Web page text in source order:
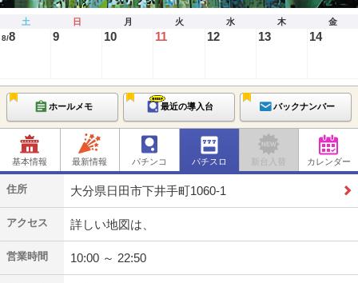
土 日 月 火 水 木 金
8/8 9 10 11 12 13 14
ホールメモ 最近の導入台 バックナンバー
基本情報 最新情報 パチンコ パチスロ 新台入替 カレンダー
住所 大分県日田市下井手町1060-1
アクセス 詳しい地図は、
営業時間 10:00 ～ 22:50